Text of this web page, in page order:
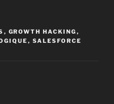
, GROWTH HACKING ,
, SALESFORCE